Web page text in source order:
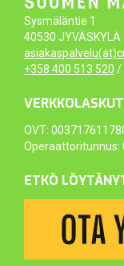
Sysmäläntie 1
40530 JYVÄSKYLÄ
+358 400 513 520 /
OVT:
Operaattoritunnus:
ETKÖ